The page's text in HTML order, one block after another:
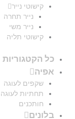
קישוטי נייר
נייר תחרה
נייר משי
קישוטי תליה
כל הקטגוריות
אפיה
שקפים לעוגה
תחתיות לעוגה
חותכנים
בלונים